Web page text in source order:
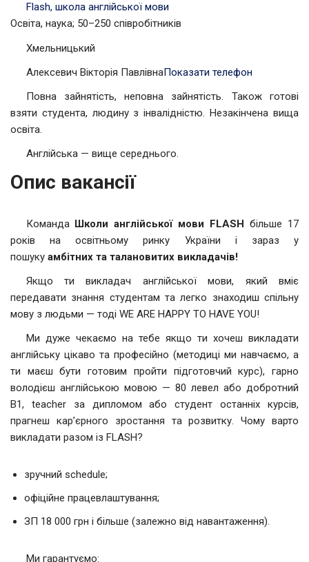
Flash, школа англійської мови
Освіта, наука; 50–250 співробітників
Хмельницький
Алексевич Вікторія ПавлівнаПоказати телефон
Повна зайнятість, неповна зайнятість. Також готові
взяти студента, людину з інвалідністю. Незакінчена вища
освіта.
Англійська — вище середнього.
Опис вакансії
Команда Школи англійської мови FLASH більше 17
років на освітньому ринку України і зараз у
пошуку амбітних та талановитих викладачів!
Якщо ти викладач англійської мови, який вміє
передавати знання студентам та легко знаходиш спільну
мову з людьми — тоді WE ARE HAPPY TO HAVE YOU!
Ми дуже чекаємо на тебе якщо ти хочеш викладати
англійську цікаво та професійно (методиці ми навчаємо, а
ти маєш бути готовим пройти підготовчий курс), гарно
володієш англійською мовою — 80 левел або добротний
В1, teacher за дипломом або студент останніх курсів,
прагнеш кар’єрного зростання та розвитку. Чому варто
викладати разом із FLASH?
зручний schedule;
офіційне працевлаштування;
ЗП 18 000 грн і більше (залежно від навантаження).
Ми гарантуємо: